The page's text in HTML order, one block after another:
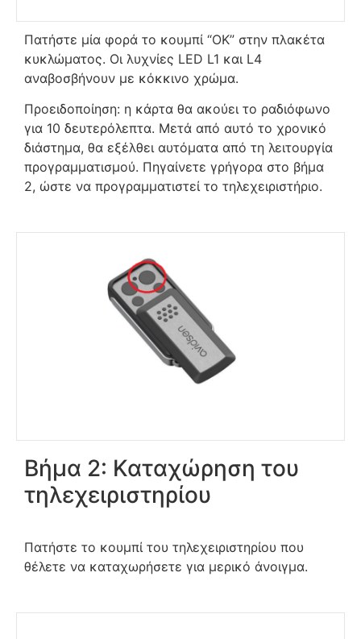
Πατήστε μία φορά το κουμπί “OK” στην πλακέτα
κυκλώματος. Οι λυχνίες LED L1 και L4
αναβοσβήνουν με κόκκινο χρώμα.
Προειδοποίηση: η κάρτα θα ακούει το ραδιόφωνο
για 10 δευτερόλεπτα. Μετά από αυτό το χρονικό
διάστημα, θα εξέλθει αυτόματα από τη λειτουργία
προγραμματισμού. Πηγαίνετε γρήγορα στο βήμα
2, ώστε να προγραμματιστεί το τηλεχειριστήριο.
Βήμα 2: Καταχώρηση του
τηλεχειριστηρίου
Πατήστε το κουμπί του τηλεχειριστηρίου που
θέλετε να καταχωρήσετε για μερικό άνοιγμα.